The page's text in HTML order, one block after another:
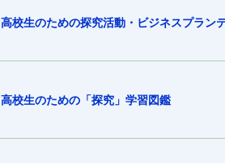
高校生のための探究活動・ビジネスプラン
高校生のための「探究」学習図鑑